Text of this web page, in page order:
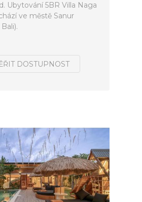
Ubytování 5BR Villa Naga
ve městě Sanur
DOSTUPNOST